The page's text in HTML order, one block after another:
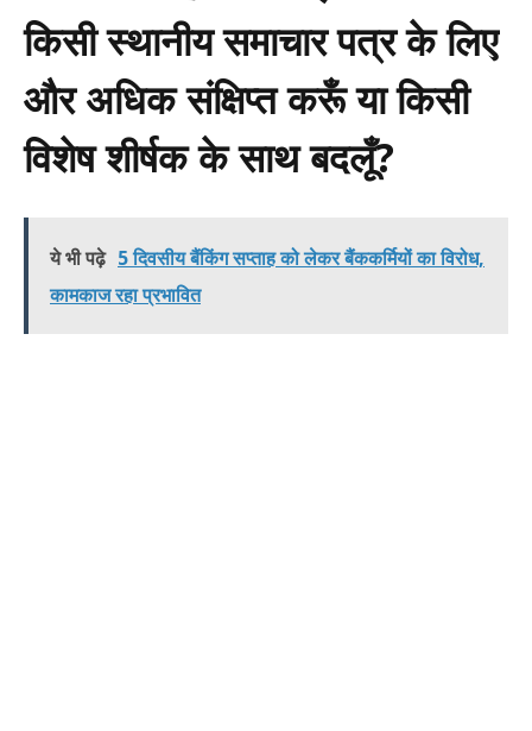
किसी स्थानीय समाचार पत्र के लिए
और अधिक संक्षिप्त करूँ या किसी
विशेष शीर्षक के साथ बदलूँ?
ये भी पढ़े 5 दिवसीय बैंकिंग सप्ताह को लेकर बैंककर्मियों का विरोध,
कामकाज रहा प्रभावित